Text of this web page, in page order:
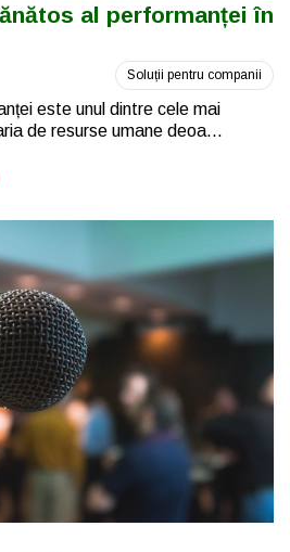
al performanței în
Soluții pentru companii
este unul dintre cele mai
de resurse umane deoa...